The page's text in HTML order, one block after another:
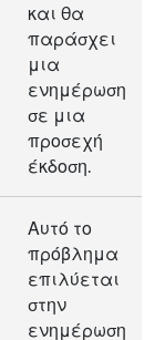
και θα
παράσχει
μια
ενημέρωση
σε μια
προσεχή
έκδοση.
Αυτό το
πρόβλημα
επιλύεται
στην
ενημέρωση